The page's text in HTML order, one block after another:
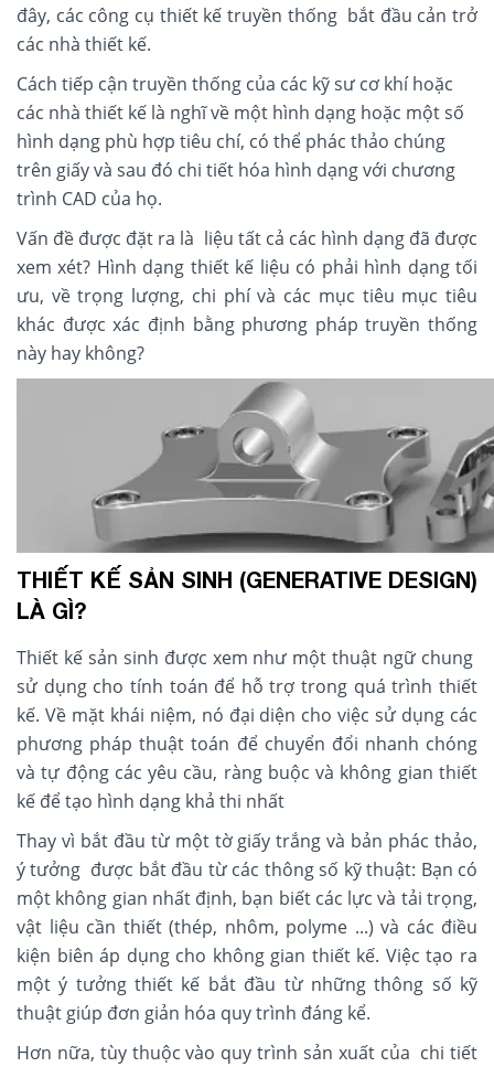
đây, các công cụ thiết kế truyền thống bắt đầu cản trở
các nhà thiết kế.
Cách tiếp cận truyền thống của các kỹ sư cơ khí hoặc
các nhà thiết kế là nghĩ về một hình dạng hoặc một số
hình dạng phù hợp tiêu chí, có thể phác thảo chúng
trên giấy và sau đó chi tiết hóa hình dạng với chương
trình CAD của họ.
Vấn đề được đặt ra là liệu tất cả các hình dạng đã được
xem xét? Hình dạng thiết kế liệu có phải hình dạng tối
ưu, về trọng lượng, chi phí và các mục tiêu mục tiêu
khác được xác định bằng phương pháp truyền thống
này hay không?
THIẾT KẾ SẢN SINH (GENERATIVE DESIGN)
LÀ GÌ?
Thiết kế sản sinh được xem như một thuật ngữ chung
sử dụng cho tính toán để hỗ trợ trong quá trình thiết
kế. Về mặt khái niệm, nó đại diện cho việc sử dụng các
phương pháp thuật toán để chuyển đổi nhanh chóng
và tự động các yêu cầu, ràng buộc và không gian thiết
kế để tạo hình dạng khả thi nhất
Thay vì bắt đầu từ một tờ giấy trắng và bản phác thảo,
ý tưởng được bắt đầu từ các thông số kỹ thuật: Bạn có
một không gian nhất định, bạn biết các lực và tải trọng,
vật liệu cần thiết (thép, nhôm, polyme ...) và các điều
kiện biên áp dụng cho không gian thiết kế. Việc tạo ra
một ý tưởng thiết kế bắt đầu từ những thông số kỹ
thuật giúp đơn giản hóa quy trình đáng kể.
Hơn nữa, tùy thuộc vào quy trình sản xuất của chi tiết